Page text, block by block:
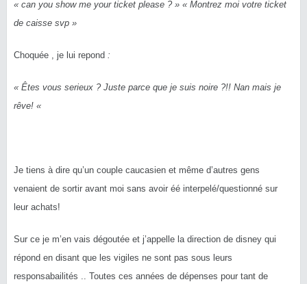
« can you show me your ticket please ? » « Montrez moi votre ticket
de caisse svp »
Choquée , je lui repond :
« Êtes vous serieux ? Juste parce que je suis noire ?!! Nan mais je
rêve! «
Je tiens à dire qu’un couple caucasien et même d’autres gens
venaient de sortir avant moi sans avoir éé interpelé/questionné sur
leur achats!
Sur ce je m’en vais dégoutée et j’appelle la direction de disney qui
répond en disant que les vigiles ne sont pas sous leurs
responsabailités .. Toutes ces années de dépenses pour tant de